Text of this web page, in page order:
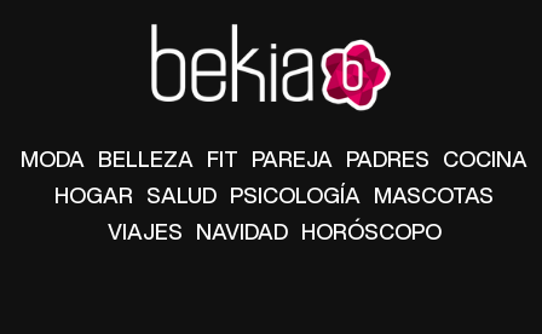
MODA BELLEZA FIT PAREJA PADRES COCINA
HOGAR SALUD PSICOLOGÍA MASCOTAS
VIAJES NAVIDAD HORÓSCOPO